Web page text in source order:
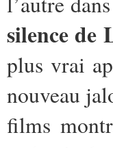
silence de
plus vrai
nouveau
films